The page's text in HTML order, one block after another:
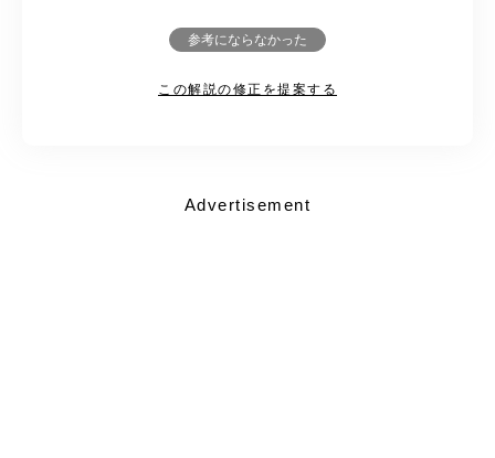
参考にならなかった
この解説の修正を提案する
Advertisement